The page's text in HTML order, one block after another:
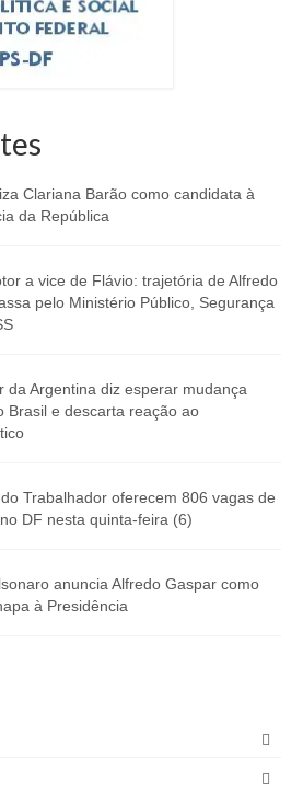
Clariana Barão como candidata à
da República
a vice de Flávio: trajetória de Alfredo
pelo Ministério Público, Segurança
da Argentina diz esperar mudança
Brasil e descarta reação ao
Trabalhador oferecem 806 vagas de
DF nesta quinta-feira (6)
anuncia Alfredo Gaspar como
à Presidência